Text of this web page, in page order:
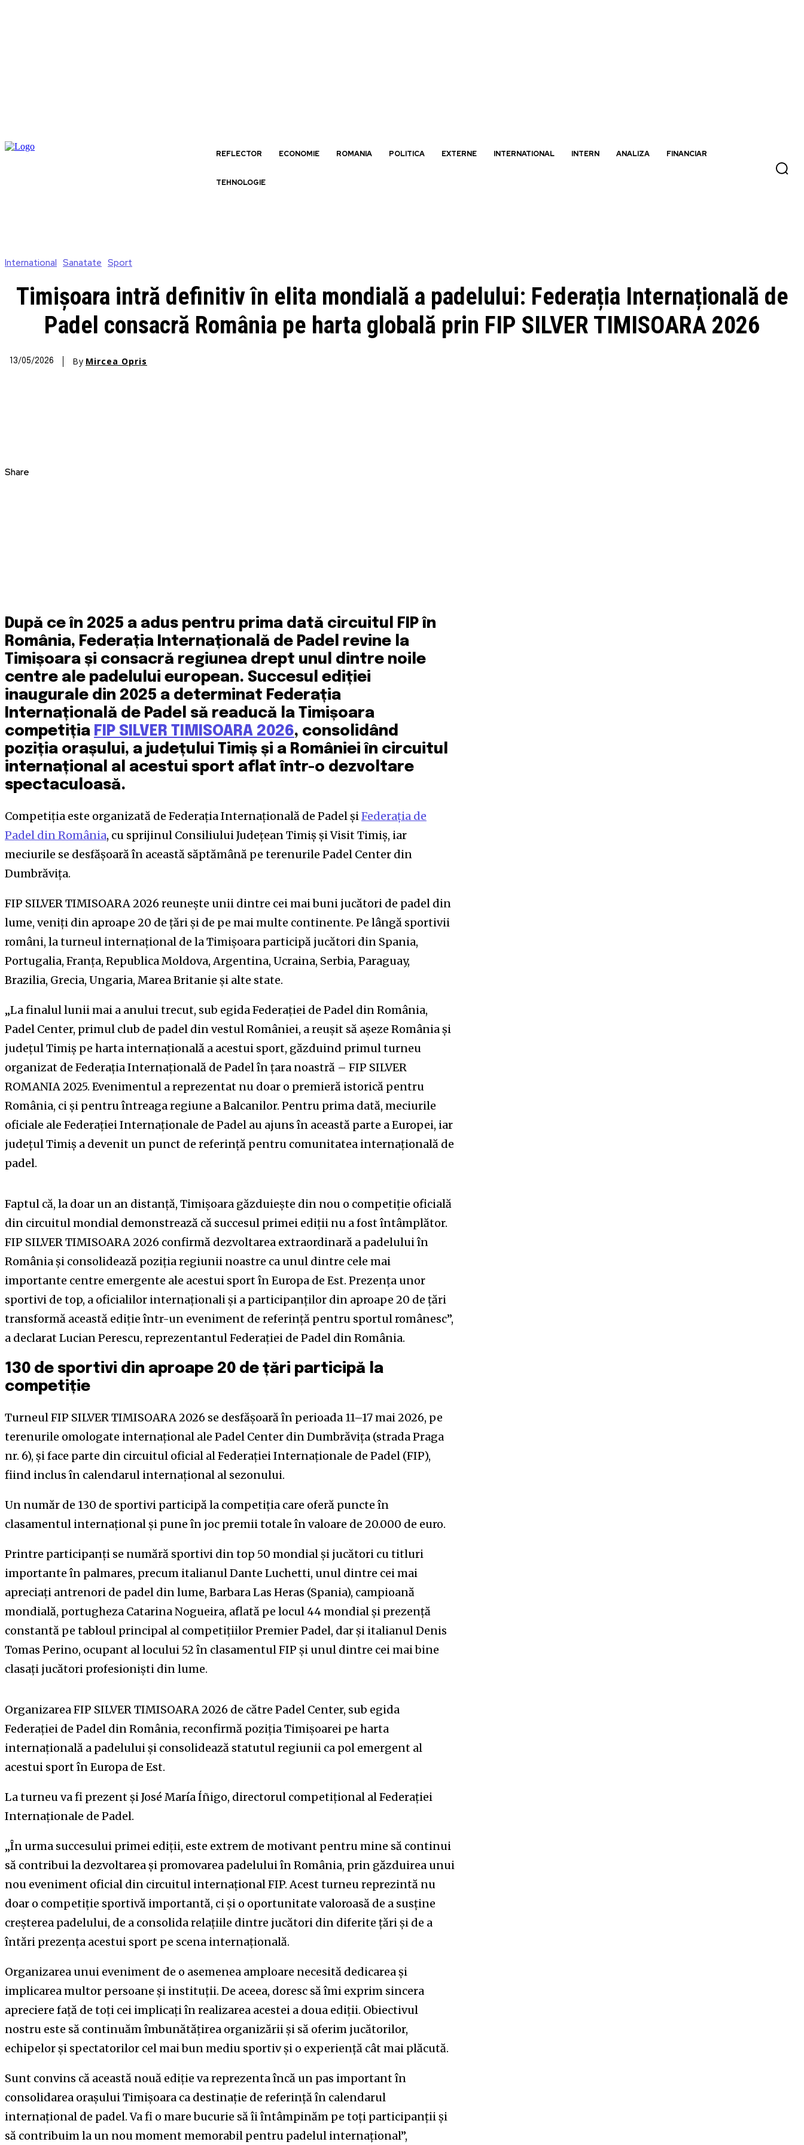
REFLECTOR ECONOMIE ROMANIA POLITICA EXTERNE INTERNATIONAL INTERN ANALIZA FINANCIAR
TEHNOLOGIE
International Sanatate Sport
Timișoara intră definitiv în elita mondială a padelului: Federația Internațională de
Padel consacră România pe harta globală prin FIP SILVER TIMISOARA 2026
13/05/2026 By Mircea Opris
Share
După ce în 2025 a adus pentru prima dată circuitul FIP în
România, Federația Internațională de Padel revine la
Timișoara și consacră regiunea drept unul dintre noile
centre ale padelului european. Succesul ediției
inaugurale din 2025 a determinat Federația
Internațională de Padel să readucă la Timișoara
competiția FIP SILVER TIMISOARA 2026, consolidând
poziția orașului, a județului Timiș și a României în circuitul
internațional al acestui sport aflat într-o dezvoltare
spectaculoasă.
Competiția este organizată de Federația Internațională de Padel și Federația de
Padel din România, cu sprijinul Consiliului Județean Timiș și Visit Timiș, iar
meciurile se desfășoară în această săptămână pe terenurile Padel Center din
Dumbrăvița.
FIP SILVER TIMISOARA 2026 reunește unii dintre cei mai buni jucători de padel din
lume, veniți din aproape 20 de țări și de pe mai multe continente. Pe lângă sportivii
români, la turneul internațional de la Timișoara participă jucători din Spania,
Portugalia, Franța, Republica Moldova, Argentina, Ucraina, Serbia, Paraguay,
Brazilia, Grecia, Ungaria, Marea Britanie și alte state.
„La finalul lunii mai a anului trecut, sub egida Federației de Padel din România,
Padel Center, primul club de padel din vestul României, a reușit să așeze România și
județul Timiș pe harta internațională a acestui sport, găzduind primul turneu
organizat de Federația Internațională de Padel în țara noastră – FIP SILVER
ROMANIA 2025. Evenimentul a reprezentat nu doar o premieră istorică pentru
România, ci și pentru întreaga regiune a Balcanilor. Pentru prima dată, meciurile
oficiale ale Federației Internaționale de Padel au ajuns în această parte a Europei, iar
județul Timiș a devenit un punct de referință pentru comunitatea internațională de
padel.
Faptul că, la doar un an distanță, Timișoara găzduiește din nou o competiție oficială
din circuitul mondial demonstrează că succesul primei ediții nu a fost întâmplător.
FIP SILVER TIMISOARA 2026 confirmă dezvoltarea extraordinară a padelului în
România și consolidează poziția regiunii noastre ca unul dintre cele mai
importante centre emergente ale acestui sport în Europa de Est. Prezența unor
sportivi de top, a oficialilor internaționali și a participanților din aproape 20 de țări
transformă această ediție într-un eveniment de referință pentru sportul românesc”,
a declarat Lucian Perescu, reprezentantul Federației de Padel din România.
130 de sportivi din aproape 20 de țări participă la
competiție
Turneul FIP SILVER TIMISOARA 2026 se desfășoară în perioada 11–17 mai 2026, pe
terenurile omologate internațional ale Padel Center din Dumbrăvița (strada Praga
nr. 6), și face parte din circuitul oficial al Federației Internaționale de Padel (FIP),
fiind inclus în calendarul internațional al sezonului.
Un număr de 130 de sportivi participă la competiția care oferă puncte în
clasamentul internațional și pune în joc premii totale în valoare de 20.000 de euro.
Printre participanți se numără sportivi din top 50 mondial și jucători cu titluri
importante în palmares, precum italianul Dante Luchetti, unul dintre cei mai
apreciați antrenori de padel din lume, Barbara Las Heras (Spania), campioană
mondială, portugheza Catarina Nogueira, aflată pe locul 44 mondial și prezență
constantă pe tabloul principal al competițiilor Premier Padel, dar și italianul Denis
Tomas Perino, ocupant al locului 52 în clasamentul FIP și unul dintre cei mai bine
clasați jucători profesioniști din lume.
Organizarea FIP SILVER TIMISOARA 2026 de către Padel Center, sub egida
Federației de Padel din România, reconfirmă poziția Timișoarei pe harta
internațională a padelului și consolidează statutul regiunii ca pol emergent al
acestui sport în Europa de Est.
La turneu va fi prezent și José María Íñigo, directorul competițional al Federației
Internaționale de Padel.
„În urma succesului primei ediții, este extrem de motivant pentru mine să continui
să contribui la dezvoltarea și promovarea padelului în România, prin găzduirea unui
nou eveniment oficial din circuitul internațional FIP. Acest turneu reprezintă nu
doar o competiție sportivă importantă, ci și o oportunitate valoroasă de a susține
creșterea padelului, de a consolida relațiile dintre jucători din diferite țări și de a
întări prezența acestui sport pe scena internațională.
Organizarea unui eveniment de o asemenea amploare necesită dedicarea și
implicarea multor persoane și instituții. De aceea, doresc să îmi exprim sincera
apreciere față de toți cei implicați în realizarea acestei a doua ediții. Obiectivul
nostru este să continuăm îmbunătățirea organizării și să oferim jucătorilor,
echipelor și spectatorilor cel mai bun mediu sportiv și o experiență cât mai plăcută.
Sunt convins că această nouă ediție va reprezenta încă un pas important în
consolidarea orașului Timișoara ca destinație de referință în calendarul
internațional de padel. Va fi o mare bucurie să îi întâmpinăm pe toți participanții și
să contribuim la un nou moment memorabil pentru padelul internațional”,